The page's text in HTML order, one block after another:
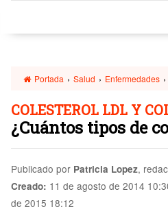
Portada › Salud › Enfermedades ›
COLESTEROL LDL Y
¿Cuántos tipos de
Publicado por Patricia Lopez,
Creado: 11 de agosto de 2014
de 2015 18:12